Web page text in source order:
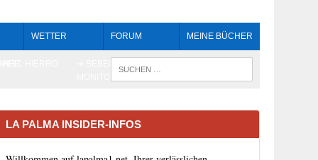
WETTER FORUM MEINE BÜCHER
LA PALMA INSIDER-INFOS